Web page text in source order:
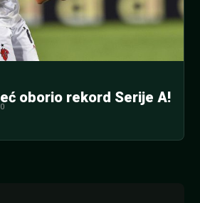
oborio rekord Serije A!
0